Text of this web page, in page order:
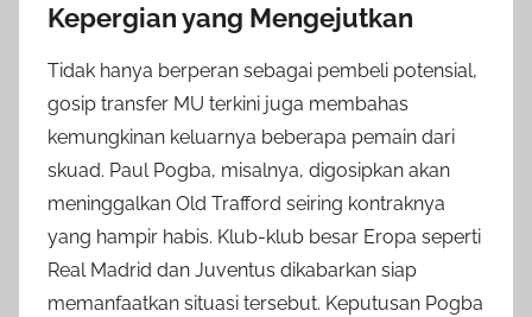
Kepergian yang Mengejutkan
Tidak hanya berperan sebagai pembeli potensial,
gosip transfer MU terkini juga membahas
kemungkinan keluarnya beberapa pemain dari
skuad. Paul Pogba, misalnya, digosipkan akan
meninggalkan Old Trafford seiring kontraknya
yang hampir habis. Klub-klub besar Eropa seperti
Real Madrid dan Juventus dikabarkan siap
memanfaatkan situasi tersebut. Keputusan Pogba